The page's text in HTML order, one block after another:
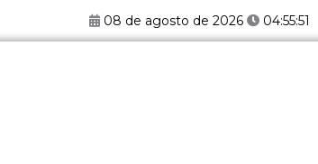
08 de agosto de 2026 04:55:52